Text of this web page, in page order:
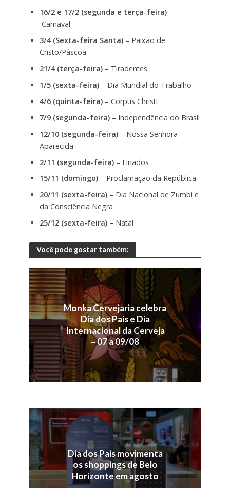
16/2 e 17/2 (segunda e terça-feira)–
Carnaval
3/4 (Sexta-feira Santa)– Paixão de
Cristo/Páscoa
21/4 (terça-feira)– Tiradentes
1/5 (sexta-feira)– Dia Mundial do Trabalho
4/6 (quinta-feira)– Corpus Christi
7/9 (segunda-feira)– Independência do Brasil
12/10 (segunda-feira)– Nossa Senhora
Aparecida
2/11 (segunda-feira)– Finados
15/11 (domingo) – Proclamação da República
20/11 (sexta-feira) – Dia Nacional de Zumbi e
da Consciência Negra
25/12 (sexta-feira) – Natal
Você pode gostar também:
Monka Cervejaria celebra
Dia dos Pais e Dia
Internacional da Cerveja
– 07 a 09/08
Dia dos Pais movimenta
os shoppings de Belo
Horizonte em agosto